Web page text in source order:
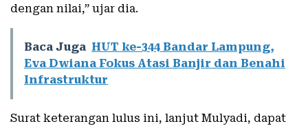
dengan nilai,” ujar dia.
Baca Juga HUT ke-344 Bandar Lampung,
Eva Dwiana Fokus Atasi Banjir dan Benahi
Infrastruktur
Surat keterangan lulus ini, lanjut Mulyadi, dapat